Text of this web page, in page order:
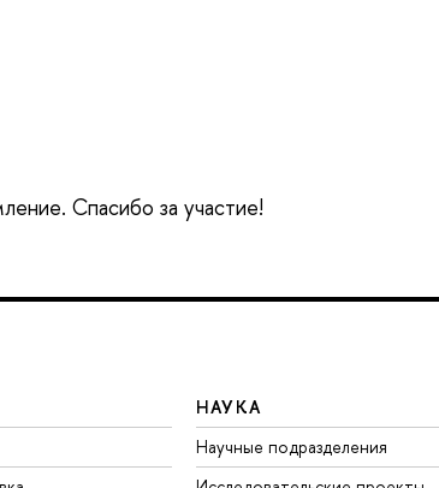
Спасибо за участие!
НАУКА
Научные подразделения